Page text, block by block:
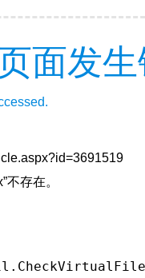
面发
不存在。